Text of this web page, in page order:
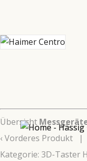
Übersicht
‹Vorderes Produkt |
Kategorie: 3D-Taster